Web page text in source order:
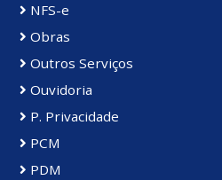
NFS-e
Obras
Outros Serviços
Ouvidoria
P. Privacidade
PCM
PDM